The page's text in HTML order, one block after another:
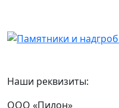
Наши реквизиты:
ООО «Пилон»